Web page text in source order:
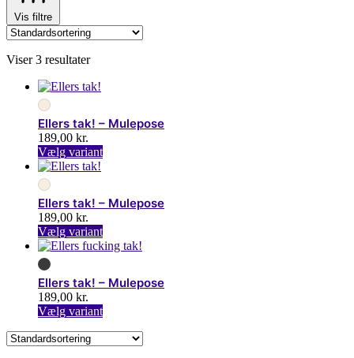
Vis filtre
Viser 3 resultater
Ellers tak! – Mulepose
189,00 kr.
Vælg variantDette
varianter.
Mulighederne
kan
vælges
varesiden
Ellers tak! – Mulepose
189,00 kr.
Vælg variantDette
vare
varianter.
Mulighederne
kan
vælges
på
Ellers tak! – Mulepose
189,00 kr.
Vælg variantDette